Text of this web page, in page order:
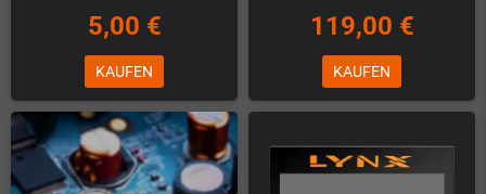
5,00 €
KAUFEN
119,00 €
KAUFEN